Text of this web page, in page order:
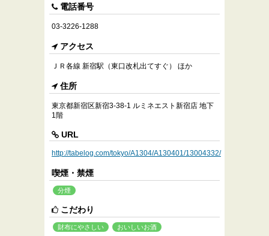
電話番号
03-3226-1288
アクセス
ＪＲ各線 新宿駅（東口改札出てすぐ） ほか
住所
東京都新宿区新宿3-38-1 ルミネエスト新宿店 地下
1階
URL
http://tabelog.com/tokyo/A1304/A130401/13004332/
喫煙・禁煙
分煙
こだわり
財布にやさしい おいしいお酒